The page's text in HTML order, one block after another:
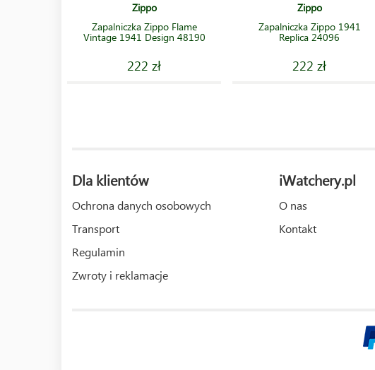
Zippo
Zapalniczka Zippo Flame
Vintage 1941 Design 48190
222 zł
Zippo
Zapalniczka Zippo 1941
Replica 24096
222 zł
Dla klientów
Ochrona danych osobowych
Transport
Regulamin
Zwroty i reklamacje
iWatchery.pl
O nas
Kontakt